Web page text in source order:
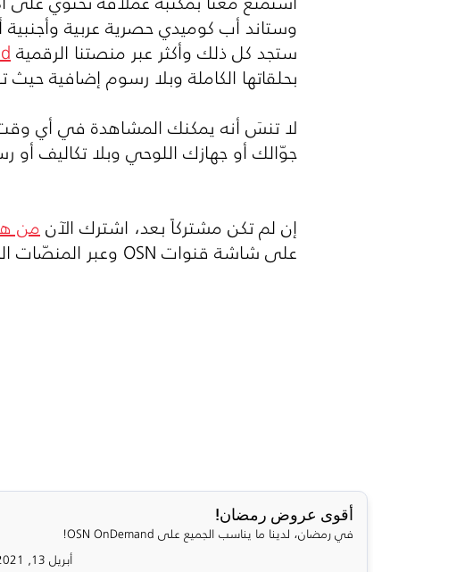
وستاند أب كوميدي حصرية عربية وأجنبية
ستجد كل ذلك وأكثر عبر منصتنا الرقمية
بحلقاتها الكاملة وبلا رسوم إضافية
لا تنسَ أنه يمكنك المشاهدة في أي
جوّالك أو جهازك اللوحي وبلا تكاليف
إن لم تكن مشتركاً بعد، اشترك الآنمن
على شاشة قنواتOSN وعبر المنصّات
أقوى عروض رمضان!
في رمضان، لدينا ما يناسب الجميع على OSN OnDemand!
أبريل 13, 2021